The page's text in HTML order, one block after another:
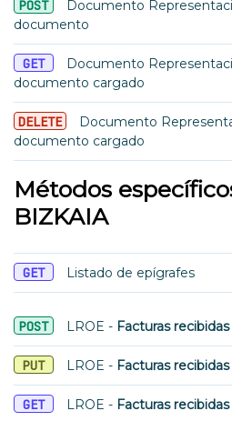
POST
Documento
documento
GET
Documento
documento cargado
DELETE
Documento
documento cargado
Métodos
BIZKAIA
GET Listado de epígrafes
POST LROE - Facturas recibidas
PUT LROE - Facturas recibidas
GET LROE - Facturas recibidas